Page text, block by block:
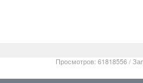
Просмотров: 61818556 /